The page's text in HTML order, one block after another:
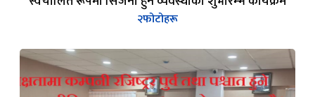
२फोटोहरू